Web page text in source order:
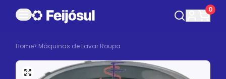
0
Home> Máquinas de Lavar Roupa